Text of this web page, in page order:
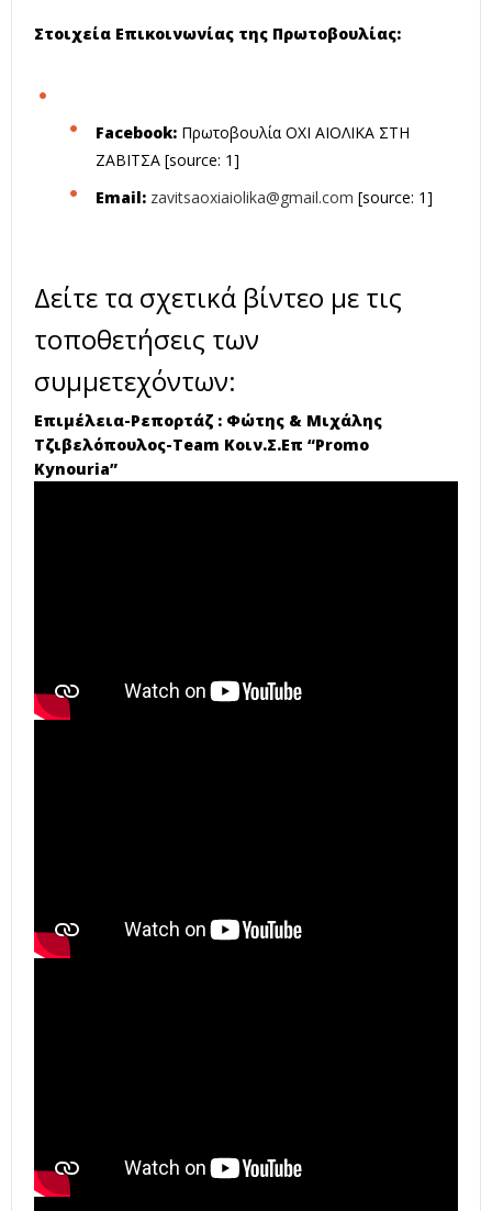
Στοιχεία Επικοινωνίας της Πρωτοβουλίας:
Facebook: Πρωτοβουλία ΟΧΙ ΑΙΟΛΙΚΑ ΣΤΗ
ΖΑΒΙΤΣΑ [source: 1]
Email: zavitsaoxiaiolika@gmail.com [source: 1]
Δείτε τα σχετικά βίντεο με τις
τοποθετήσεις των
συμμετεχόντων:
Eπιμέλεια-Ρεπορτάζ : Φώτης & Μιχάλης
Τζιβελόπουλος-Team Κοιν.Σ.Επ “Promo
Kynouria”